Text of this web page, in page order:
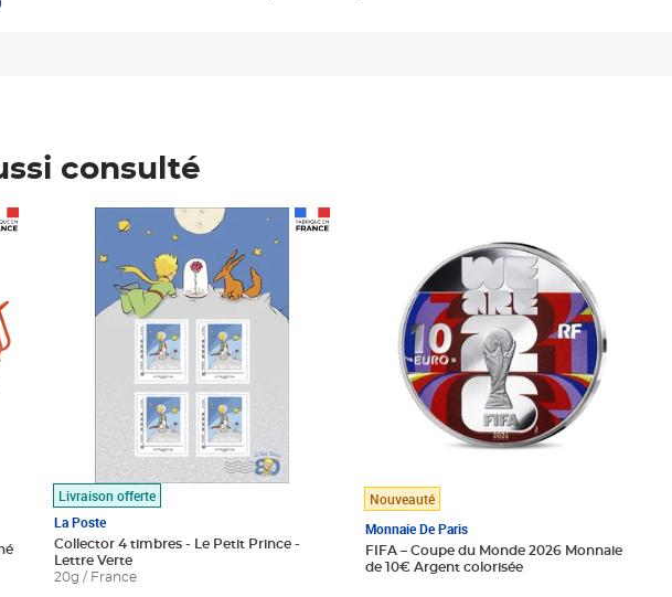
consulté
Livraison offerte
La Poste
Collector 4 timbres - Le Petit Prince -
Lettre Verte
20g / France
Prix 7,50€
Nouveauté
Monnaie De Paris
FIFA – Coupe du Monde 2026 Monnaie
de 10€ Argent colorisée